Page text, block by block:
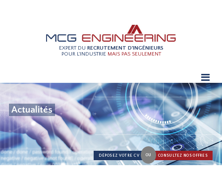
EXPERT DU RECRUTEMENT D'INGÉNIEURS
POUR L'INDUSTRIE MAIS PAS SEULEMENT
Actualités
DÉPOSEZ VOTRE CV OU CONSULTEZ NOS OFFRES